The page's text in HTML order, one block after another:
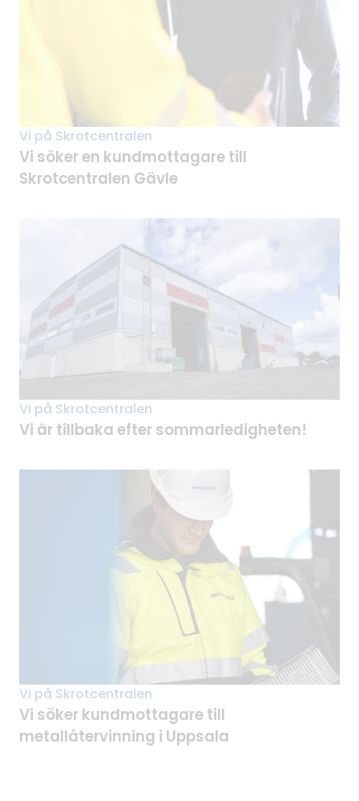
Vi på Skrotcentralen
Vi söker en kundmottagare till
Skrotcentralen Gävle
Vi på Skrotcentralen
Vi är tillbaka efter sommarledigheten!
Vi på Skrotcentralen
Vi söker kundmottagare till
metallåtervinning i Uppsala